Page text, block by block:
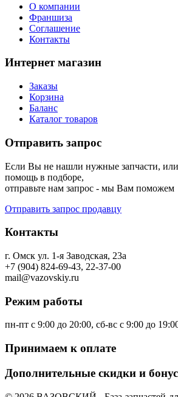
О компании
Франшиза
Соглашение
Контакты
Интернет магазин
Заказы
Корзина
Баланс
Каталог товаров
Отправить запрос
Если Вы не нашли нужные запчасти, или
помощь в подборе,
отправьте нам запрос - мы Вам поможем
Отправить запрос продавцу
Контакты
г. Омск ул. 1-я Заводская, 23а
+7 (904) 824-69-43, 22-37-00
mail@vazovskiy.ru
Режим работы
пн-пт с 9:00 до 20:00, сб-вс с 9:00 до
Принимаем к оплате
Дополнительные скидки и